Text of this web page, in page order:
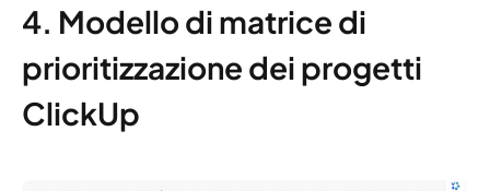
4. Modello di matrice di
prioritizzazione dei progetti
ClickUp